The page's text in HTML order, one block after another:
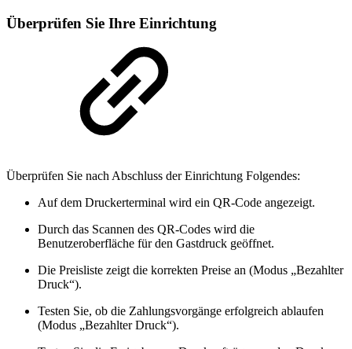
Überprüfen Sie Ihre Einrichtung
Überprüfen Sie nach Abschluss der Einrichtung Folgendes:
Auf dem Druckerterminal wird ein QR-Code angezeigt.
Durch das Scannen des QR-Codes wird die
Benutzeroberfläche für den Gastdruck geöffnet.
Die Preisliste zeigt die korrekten Preise an (Modus „Bezahlter
Druck“).
Testen Sie, ob die Zahlungsvorgänge erfolgreich ablaufen
(Modus „Bezahlter Druck“).